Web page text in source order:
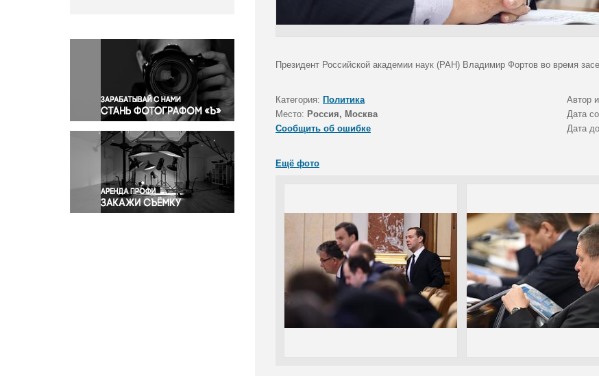
Окружающая среда
Политика
Правосудие
Происшествия и конфликты
Религия
Светская жизнь
Спорт
Экология
Экономика и бизнес
Президент Российской академии наук (РАН) Владимир Фортов во время
Категория: Политика Автор
Место: Россия, Москва Дата
Сообщить об ошибке
Дата
Ещё фото